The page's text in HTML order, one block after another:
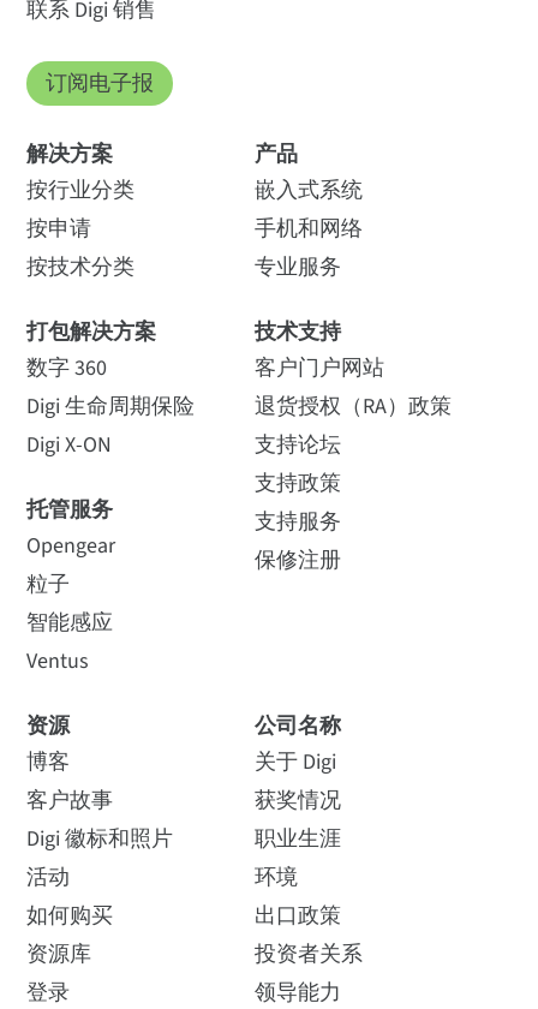
联系 Digi 销售
订阅电子报
解决方案
按行业分类
按申请
按技术分类
打包解决方案
数字 360
Digi 生命周期保险
Digi X-ON
托管服务
Opengear
粒子
智能感应
Ventus
产品
嵌入式系统
手机和网络
专业服务
技术支持
客户门户网站
退货授权（RA）政策
支持论坛
支持政策
支持服务
保修注册
资源
博客
客户故事
Digi 徽标和照片
活动
如何购买
资源库
登录
公司名称
关于 Digi
获奖情况
职业生涯
环境
出口政策
投资者关系
领导能力